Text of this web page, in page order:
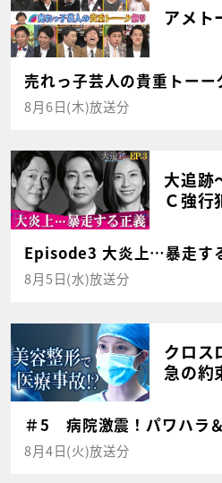
アメト
売れっ子芸人の貴重トー
8月6日(木)放送分
大追跡
Ｃ強
Episode3 大炎上…暴走す
8月5日(水)放送分
クロス
急の約
＃5 病院激震！パワハラ
8月4日(火)放送分